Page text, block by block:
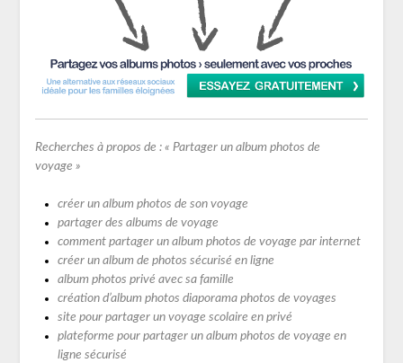
Recherches à propos de : « Partager un album photos de
voyage »
créer un album photos de son voyage
partager des albums de voyage
comment partager un album photos de voyage par internet
créer un album de photos sécurisé en ligne
album photos privé avec sa famille
création d’album photos diaporama photos de voyages
site pour partager un voyage scolaire en privé
plateforme pour partager un album photos de voyage en
ligne sécurisé